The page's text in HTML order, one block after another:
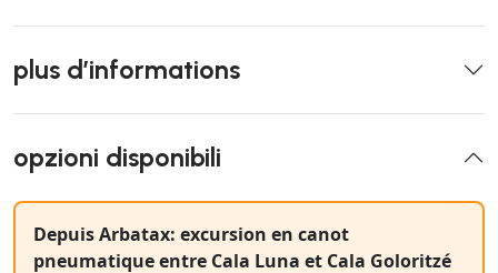
plus d’informations
opzioni disponibili
Depuis Arbatax: excursion en canot
pneumatique entre Cala Luna et Cala Goloritzé